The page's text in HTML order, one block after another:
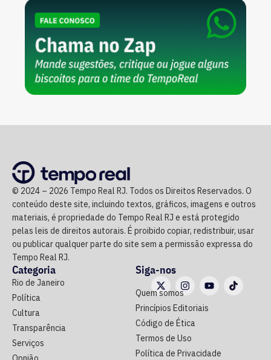
© 2024 – 2026 Tempo Real RJ. Todos os Direitos Reservados. O
conteúdo deste site, incluindo textos, gráficos, imagens e outros
materiais, é propriedade do Tempo Real RJ e está protegido
pelas leis de direitos autorais. É proibido copiar, redistribuir, usar
ou publicar qualquer parte do site sem a permissão expressa do
Tempo Real RJ.
Categoria
Rio de Janeiro
Política
Cultura
Transparência
Serviços
Siga-nos
Quem somos
Princípios Editoriais
Código de Ética
Termos de Uso
Política de Privacidade